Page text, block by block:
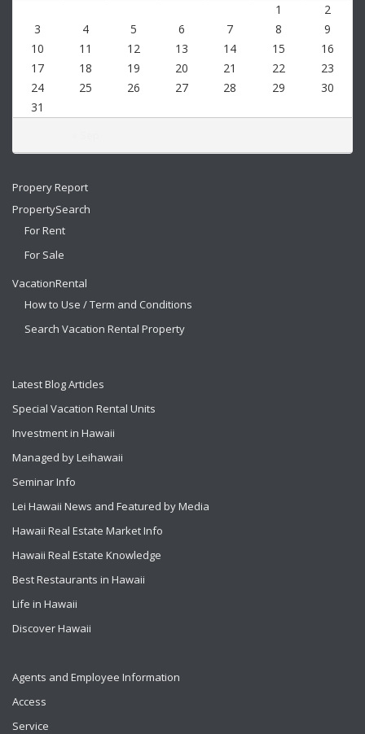
1
2
3
4 5 6 7 8
9
10
11 12 13 14 15
16
17
18 19 20 21 22
23
24
25 26 27 28 29
30
31
Propery Report
PropertySearch
For Rent
For Sale
VacationRental
How to Use / Term and Conditions
Search Vacation Rental Property
Latest Blog Articles
Special Vacation Rental Units
Investment in Hawaii
Managed by Leihawaii
Seminar Info
Lei Hawaii News and Featured by Media
Hawaii Real Estate Market Info
Hawaii Real Estate Knowledge
Best Restaurants in Hawaii
Life in Hawaii
Discover Hawaii
Agents and Employee Information
Access
Service